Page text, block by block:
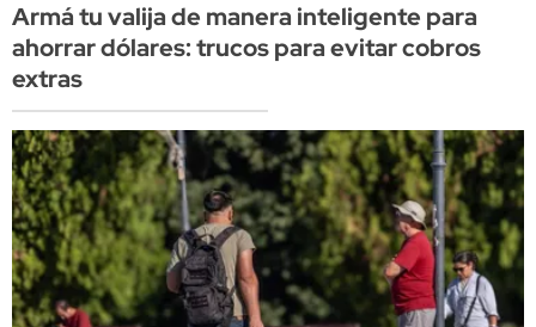
Armá tu valija de manera inteligente para
ahorrar dólares: trucos para evitar cobros
extras